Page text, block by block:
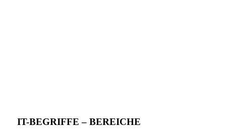
IT-BEGRIFFE – BEREICHE